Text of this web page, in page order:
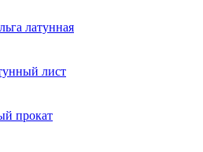
латунная
лист
прокат